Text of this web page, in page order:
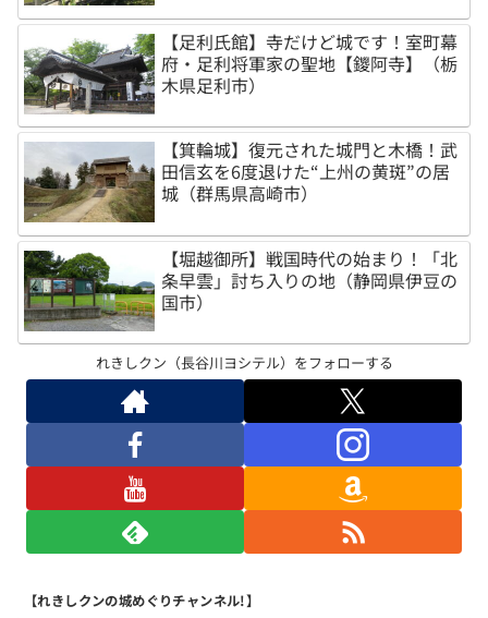
【足利氏館】寺だけど城です！室町幕
府・足利将軍家の聖地【鑁阿寺】（栃
木県足利市）
【箕輪城】復元された城門と木橋！武
田信玄を6度退けた“上州の黄斑”の居
城（群馬県高崎市）
【堀越御所】戦国時代の始まり！「北
条早雲」討ち入りの地（静岡県伊豆の
国市）
れきしクン（長谷川ヨシテル）をフォローする
【れきしクンの城めぐりチャンネル!】